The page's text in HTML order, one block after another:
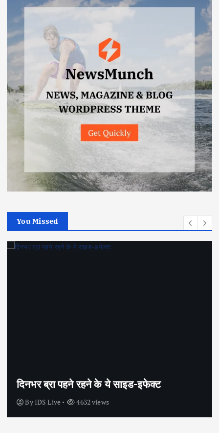
You Missed
सेक्स के अलावा भी कंडोम का उपयोग है?
ByIDS Live 4442 views